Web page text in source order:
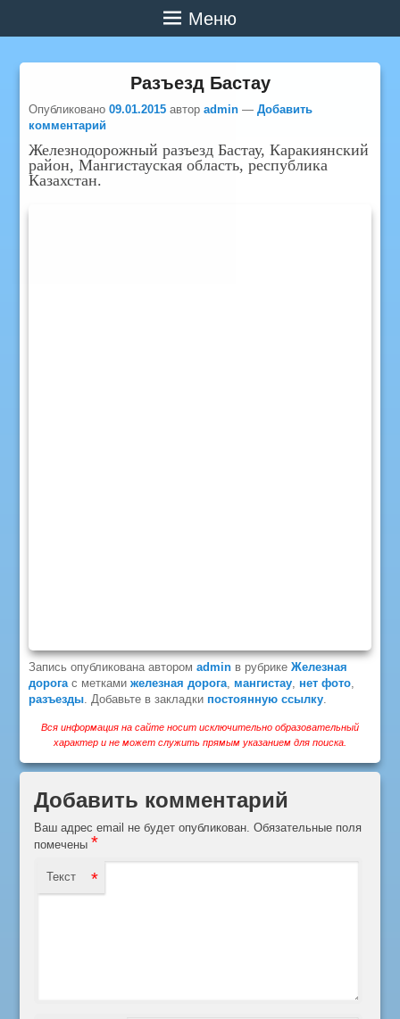
Меню
Разъезд Бастау
Опубликовано09.01.2015 авторadmin —Добавить
комментарий
Железнодорожный разъезд Бастау, Каракиянский
район, Мангистауская область, республика
Казахстан.
Запись опубликована авторомadmin в рубрикеЖелезная
дорогас меткамижелезная дорога, мангистау, нет фото,
разъезды. Добавьте в закладки постоянную ссылку.
Вся информация на сайте носит исключительно образовательный
характер и не может служить прямым указанием для поиска.
Добавить комментарий
Ваш адрес email не будет опубликован. Обязательные поля
помечены *
Текст *